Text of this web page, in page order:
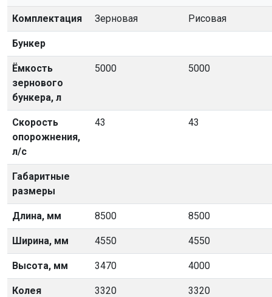
Комплектация Зерновая Рисовая
Бункер
Ёмкость
зернового
бункера, л
5000 5000
Скорость
опорожнения,
л/с
43 43
Габаритные
размеры
Длина, мм 8500 8500
Ширина, мм 4550 4550
Высота, мм 3470 4000
Колея
3320 3320